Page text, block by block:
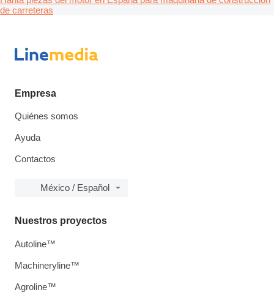
de carreteras
Empresa
Quiénes somos
Ayuda
Contactos
México / Español
Nuestros proyectos
Autoline™
Machineryline™
Agroline™